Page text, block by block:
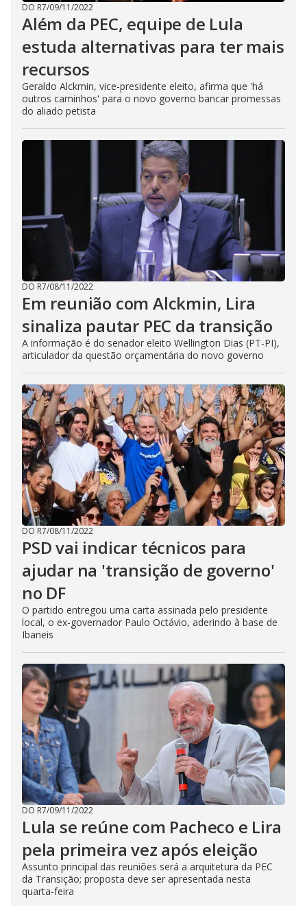
DO R7/09/11/2022
Além da PEC, equipe de Lula
estuda alternativas para ter mais
recursos
Geraldo Alckmin, vice-presidente eleito, afirma que 'há
outros caminhos' para o novo governo bancar promessas
do aliado petista
DO R7/08/11/2022
Em reunião com Alckmin, Lira
sinaliza pautar PEC da transição
A informação é do senador eleito Wellington Dias (PT-PI),
articulador da questão orçamentária do novo governo
DO R7/08/11/2022
PSD vai indicar técnicos para
ajudar na 'transição de governo'
no DF
O partido entregou uma carta assinada pelo presidente
local, o ex-governador Paulo Octávio, aderindo à base de
Ibaneis
DO R7/09/11/2022
Lula se reúne com Pacheco e Lira
pela primeira vez após eleição
Assunto principal das reuniões será a arquitetura da PEC
da Transição; proposta deve ser apresentada nesta
quarta-feira